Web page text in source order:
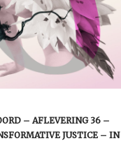
– AFLEVERING 36 –
JUSTICE – IN